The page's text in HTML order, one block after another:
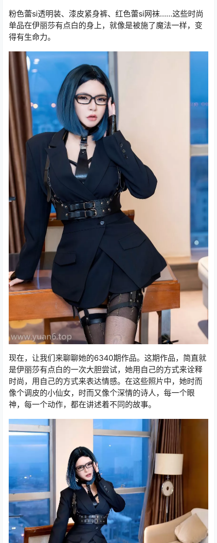
粉色蕾si透明装、漆皮紧身裤、红色蕾si网袜……这些时尚
单品在伊丽莎有点白的身上，就像是被施了魔法一样，变
得有生命力。
现在，让我们来聊聊她的6340期作品。这期作品，简直就
是伊丽莎有点白的一次大胆尝试，她用自己的方式来诠释
时尚，用自己的方式来表达情感。在这些照片中，她时而
像个调皮的小仙女，时而又像个深情的诗人，每一个眼
神，每一个动作，都在讲述着不同的故事。